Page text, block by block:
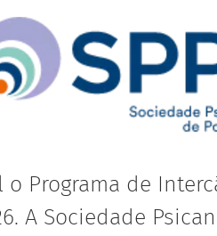
o Programa de
A Sociedade